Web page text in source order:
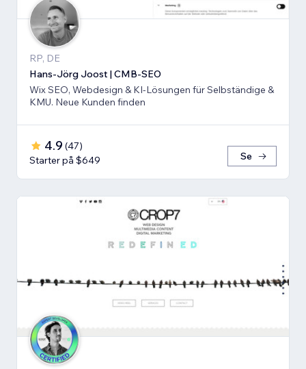
RP, DE
Hans-Jörg Joost | CMB-SEO
Wix SEO, Webdesign & KI-Lösungen für Selbständige &
KMU. Neue Kunden finden
4.9 (47)
Starter på $649
Se